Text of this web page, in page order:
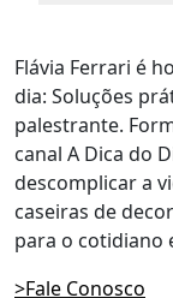
Flávia Ferrari é
dia: Soluções
palestrante.
canal A Dica do
descomplicar a
caseiras de
para o cotidiano
>Fale Conosco